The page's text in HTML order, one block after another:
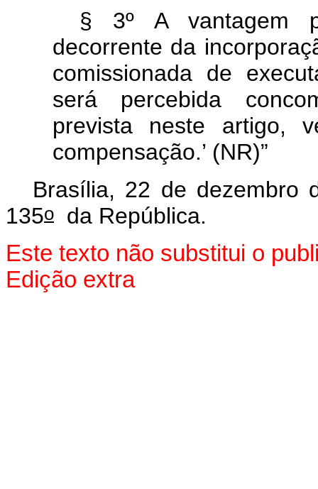
§ 3º A vantagem
decorrente da
comissionada de
será percebida
prevista neste artigo,
compensação.’ (NR)”
Brasília, 22 de dezembro
135o da República.
Este texto não substitui o
Edição extra